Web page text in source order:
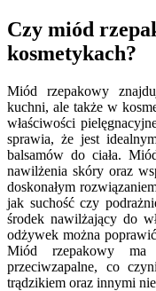
Czy miód
kosmetykach?
Miód rzepakowy
kuchni, ale także w
właściwości
sprawia, że jest
balsamów do ciała.
nawilżenia skóry oraz
doskonałym
jak suchość czy
środek nawilżający do
odżywek można
Miód rzepakowy ma
przeciwzapalne, co
trądzikiem oraz innymi